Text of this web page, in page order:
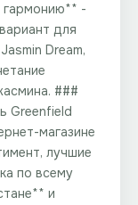
-
для
Dream,
###
Greenfield
магазине
лучшие
по всему
и